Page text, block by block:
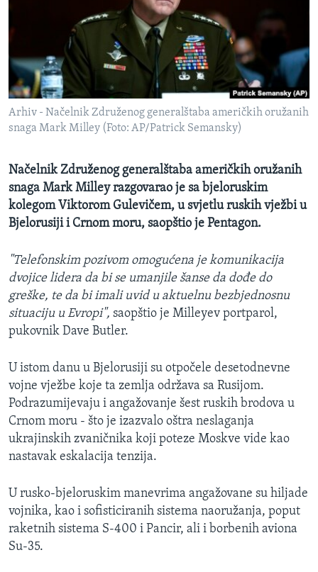
O GLASU AMERIKE
Learning English
PRATITE NAS
Jezici
Arhiv - Načelnik Združenog generalštaba američkih oružanih
snaga Mark Milley (Foto: AP/Patrick Semansky)
Načelnik Združenog generalštaba američkih oružanih
snaga Mark Milley razgovarao je sa bjeloruskim
kolegom Viktorom Gulevičem, u svjetlu ruskih vježbi u
Bjelorusiji i Crnom moru, saopštio je Pentagon.
"Telefonskim pozivom omogućena je komunikacija
dvojice lidera da bi se umanjile šanse da dođe do
greške, te da bi imali uvid u aktuelnu bezbjednosnu
situaciju u Evropi", saopštio je Milleyev portparol,
pukovnik Dave Butler​.
U istom danu u Bjelorusiji su otpočele desetodnevne
vojne vježbe koje ta zemlja održava sa Rusijom.
Podrazumijevaju i angažovanje šest ruskih brodova u
Crnom moru - što je izazvalo oštra neslaganja
ukrajinskih zvaničnika koji poteze Moskve vide kao
nastavak eskalacija tenzija.
U rusko-bjeloruskim manevrima angažovane su hiljade
vojnika, kao i sofisticiranih sistema naoružanja, poput
raketnih sistema S-400 i Pancir, ali i borbenih aviona
Su-35.